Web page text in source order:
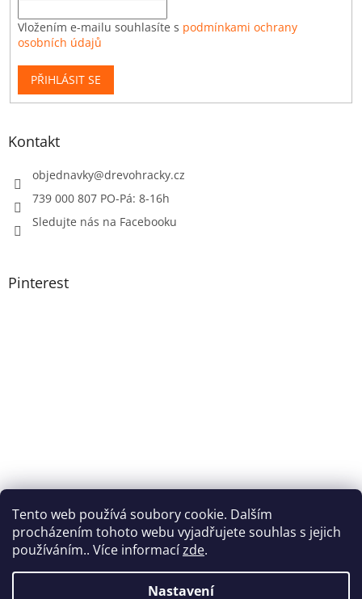
Tento web používá soubory cookie. Dalším
procházením tohoto webu vyjadřujete souhlas s jejich
používáním.. Více informacízde.
Nastavení
Vložením e-mailu souhlasíte s podmínkami ochrany
osobních údajů
PŘIHLÁSIT SE
Kontakt
objednavky@drevohracky.cz
739 000 807 PO-Pá: 8-16h
Sledujte nás na Facebooku
Pinterest
Vytvořil Shoptet